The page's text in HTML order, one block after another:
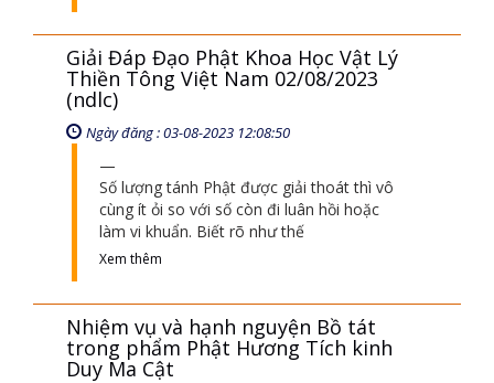
Giải Đáp Đạo Phật Khoa Học Vật Lý
Thiền Tông Việt Nam 02/08/2023
(ndlc)
Ngày đăng : 03-08-2023 12:08:50
Số lượng tánh Phật được giải thoát thì vô
cùng ít ỏi so với số còn đi luân hồi hoặc
làm vi khuẩn. Biết rõ như thế
Xem thêm
Nhiệm vụ và hạnh nguyện Bồ tát
trong phẩm Phật Hương Tích kinh
Duy Ma Cật